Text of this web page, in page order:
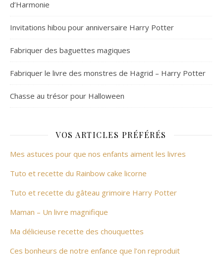
d’Harmonie
Invitations hibou pour anniversaire Harry Potter
Fabriquer des baguettes magiques
Fabriquer le livre des monstres de Hagrid – Harry Potter
Chasse au trésor pour Halloween
VOS ARTICLES PRÉFÉRÉS
Mes astuces pour que nos enfants aiment les livres
Tuto et recette du Rainbow cake licorne
Tuto et recette du gâteau grimoire Harry Potter
Maman – Un livre magnifique
Ma délicieuse recette des chouquettes
Ces bonheurs de notre enfance que l’on reproduit